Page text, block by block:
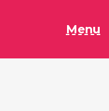
Menu